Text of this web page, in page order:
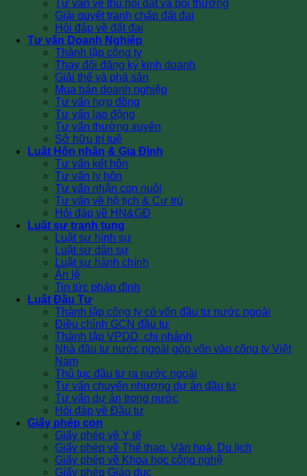
Tư vấn về thu hồi đất và bồi thường
Giải quyết tranh chấp đất đai
Hỏi đáp về đất đai
Tư vấn Doanh Nghiệp
Thành lập công ty
Thay đổi đăng ký kinh doanh
Giải thể và phá sản
Mua bán doanh nghiệp
Tư vấn hợp đồng
Tư vấn lao động
Tư vấn thường xuyên
Sở hữu trí tuệ
Luật Hôn nhân & Gia Đình
Tư vấn kết hôn
Tư vấn ly hôn
Tư vấn nhận con nuôi
Tư vấn về hộ tịch & Cư trú
Hỏi đáp về HN&GĐ
Luật sư tranh tụng
Luật sư hình sự
Luật sư dân sự
Luật sư hành chính
Án lệ
Tin tức pháp đình
Luật Đầu Tư
Thành lập công ty có vốn đầu tư nước ngoài
Điều chỉnh GCN đầu tư
Thành lập VPDD, chi nhánh
Nhà đầu tư nước ngoài góp vốn vào công ty Việt
Nam
Thủ tục đầu tư ra nước ngoài
Tư vấn chuyển nhượng dự án đầu tư
Tư vấn dự án trong nước
Hỏi đáp về Đầu tư
Giấy phép con
Giấy phép về Y tế
Giấy phép về Thể thao, Văn hoá, Du lịch
Giấy phép về Khoa học công nghệ
Giấy phép Giáo dục